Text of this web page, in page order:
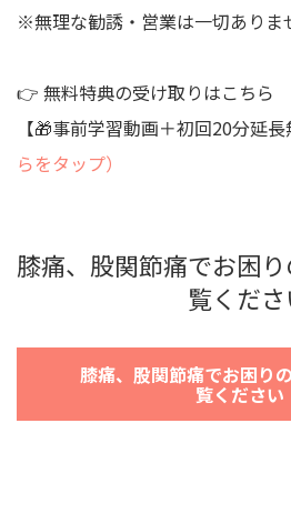
※無理な勧誘・営業は一切ありま
👉 無料特典の受け取りはこちら
【🎁事前学習動画＋初回20分延長
らをタップ）
膝痛、股関節痛でお困
覧くだ
膝痛、股関節痛でお困り
覧ください